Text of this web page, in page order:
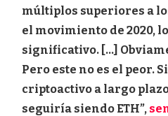
múltiplos superiores a
el movimiento de 2020,
significativo. […]
Pero este no es el peor.
criptoactivo a largo
seguiría siendo ETH”,